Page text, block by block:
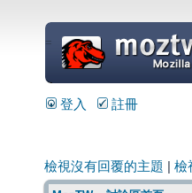
=
登入 註冊
檢視沒有回覆的主題 檢